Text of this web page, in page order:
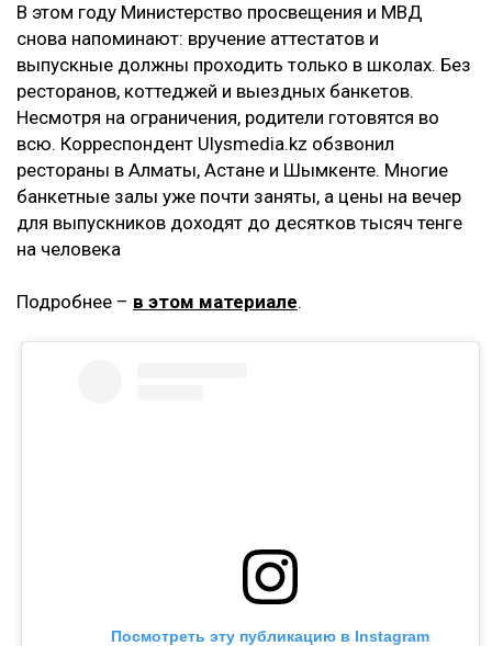
В этом году Министерство просвещения и МВД
снова напоминают: вручение аттестатов и
выпускные должны проходить только в школах. Без
ресторанов, коттеджей и выездных банкетов.
Несмотря на ограничения, родители готовятся во
всю. Корреспондент Ulysmedia.kz обзвонил
рестораны в Алматы, Астане и Шымкенте. Многие
банкетные залы уже почти заняты, а цены на вечер
для выпускников доходят до десятков тысяч тенге
на человека
Подробнее – в этом материале.
Посмотреть эту публикацию в Instagram